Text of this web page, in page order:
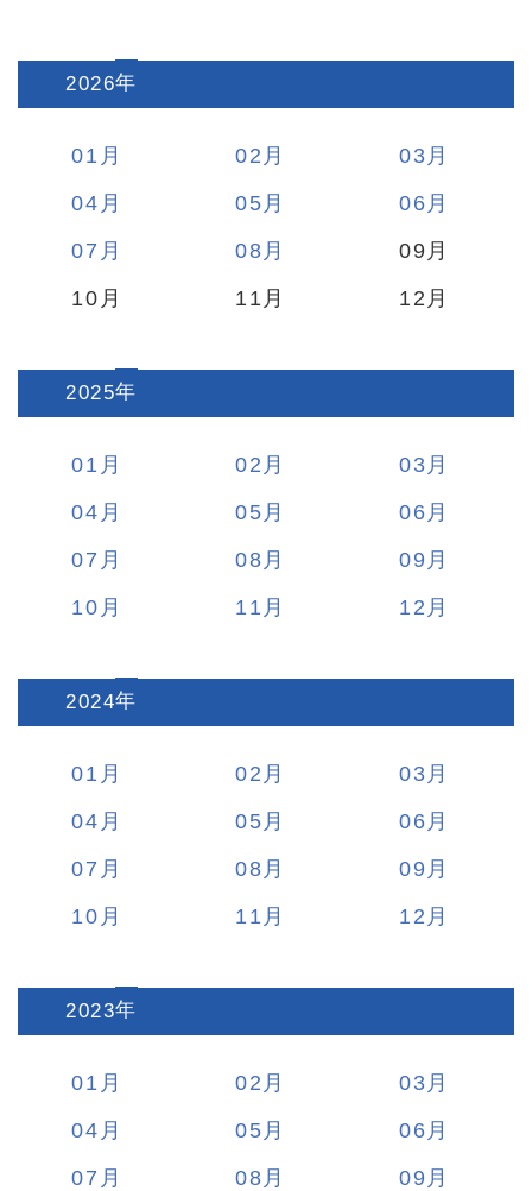
2026:
01 02
03
04
05
06
07
08
09
10
11 12
2025:
01 02
03
04
05
06
07
08
09
10
11 12
2024:
01 02
03
04
05
06
07
08
09
10
11 12
2023:
01 02
03
04
05
06
07
08
09